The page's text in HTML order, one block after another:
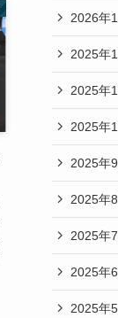
2026年
2025年
2025年
2025年
2025年
2025年
2025年
2025年
2025年